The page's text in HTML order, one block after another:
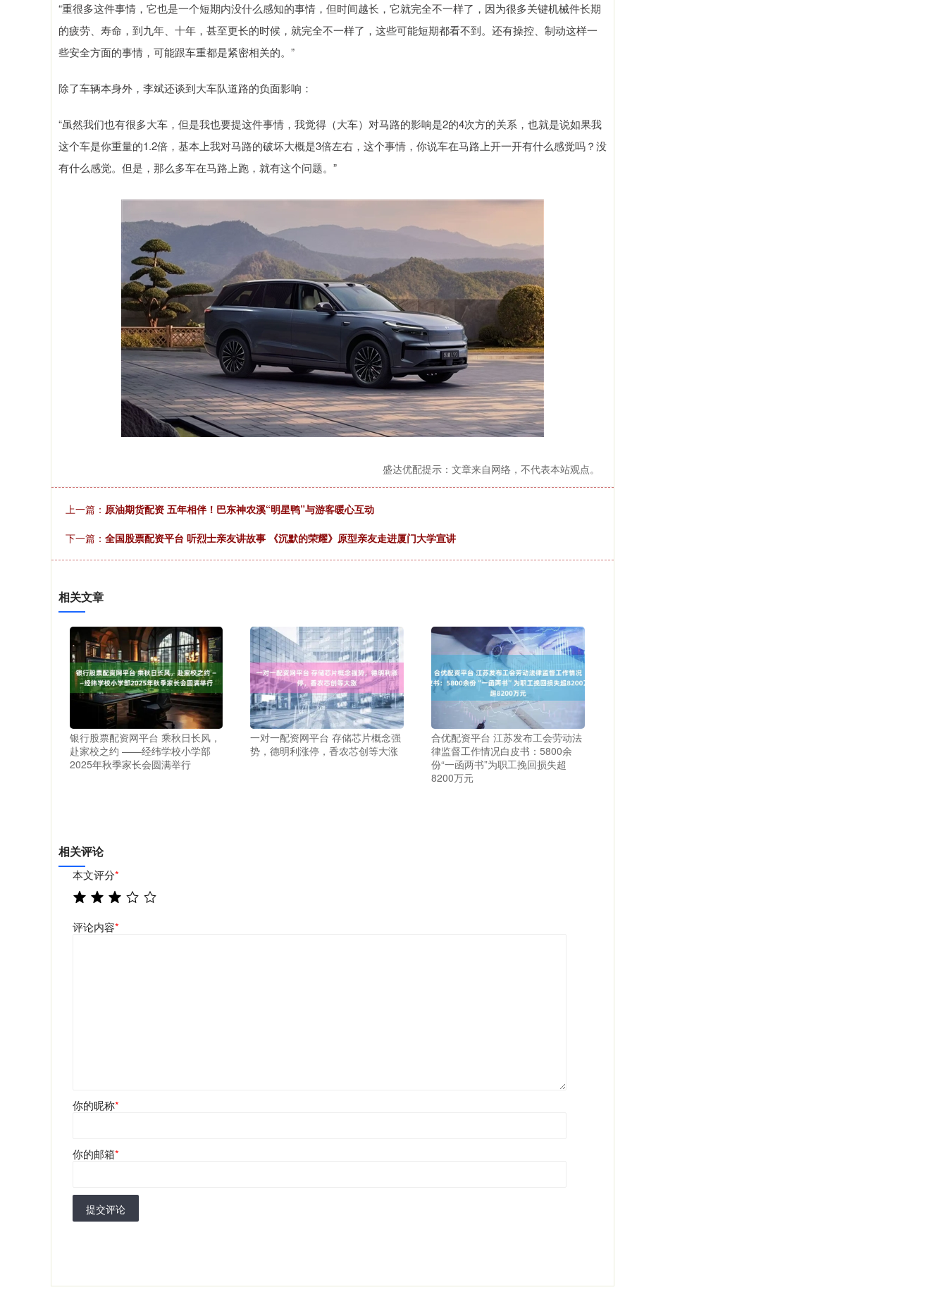
“重很多这件事情，它也是一个短期内没什么感知的事情，但时间越长，它就完全不一样了，因为很多关键机械件长期
的疲劳、寿命，到九年、十年，甚至更长的时候，就完全不一样了，这些可能短期都看不到。还有操控、制动这样一
些安全方面的事情，可能跟车重都是紧密相关的。”
除了车辆本身外，李斌还谈到大车队道路的负面影响：
“虽然我们也有很多大车，但是我也要提这件事情，我觉得（大车）对马路的影响是2的4次方的关系，也就是说如果我
这个车是你重量的1.2倍，基本上我对马路的破坏大概是3倍左右，这个事情，你说车在马路上开一开有什么感觉吗？没
有什么感觉。但是，那么多车在马路上跑，就有这个问题。”
盛达优配提示：文章来自网络，不代表本站观点。
上一篇： 原油期货配资 五年相伴！巴东神农溪“明星鸭”与游客暖心互动
下一篇： 全国股票配资平台 听烈士亲友讲故事 《沉默的荣耀》原型亲友走进厦门大学宣讲
相关文章
银行股票配资网平台 乘秋日长风，
赴家校之约 ——经纬学校小学部
2025年秋季家长会圆满举行
一对一配资网平台 存储芯片概念强
势，德明利涨停，香农芯创等大涨
合优配资平台 江苏发布工会劳动法
律监督工作情况白皮书：5800余
份“一函两书”为职工挽回损失超
8200万元
相关评论
本文评分*
评论内容*
你的昵称*
你的邮箱*
提交评论